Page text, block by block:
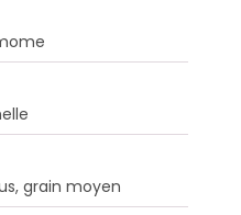
grain moyen